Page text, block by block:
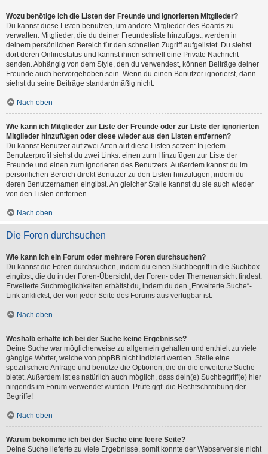
Wozu benötige ich die Listen der Freunde und ignorierten Mitglieder?
Du kannst diese Listen benutzen, um andere Mitglieder des Boards zu
verwalten. Mitglieder, die du deiner Freundesliste hinzufügst, werden in
deinem persönlichen Bereich für den schnellen Zugriff aufgelistet. Du siehst
dort deren Onlinestatus und kannst ihnen schnell eine Private Nachricht
senden. Abhängig von dem Style, den du verwendest, können Beiträge deiner
Freunde auch hervorgehoben sein. Wenn du einen Benutzer ignorierst, dann
siehst du seine Beiträge standardmäßig nicht.
Nach oben
Wie kann ich Mitglieder zur Liste der Freunde oder zur Liste der ignorierten
Mitglieder hinzufügen oder diese wieder aus den Listen entfernen?
Du kannst Benutzer auf zwei Arten auf diese Listen setzen: In jedem
Benutzerprofil siehst du zwei Links: einen zum Hinzufügen zur Liste der
Freunde und einen zum Ignorieren des Benutzers. Außerdem kannst du im
persönlichen Bereich direkt Benutzer zu den Listen hinzufügen, indem du
deren Benutzernamen eingibst. An gleicher Stelle kannst du sie auch wieder
von den Listen entfernen.
Nach oben
Die Foren durchsuchen
Wie kann ich ein Forum oder mehrere Foren durchsuchen?
Du kannst die Foren durchsuchen, indem du einen Suchbegriff in die Suchbox
eingibst, die du in der Foren-Übersicht, der Foren- oder Themenansicht findest.
Erweiterte Suchmöglichkeiten erhältst du, indem du den „Erweiterte Suche“-
Link anklickst, der von jeder Seite des Forums aus verfügbar ist.
Nach oben
Weshalb erhalte ich bei der Suche keine Ergebnisse?
Deine Suche war möglicherweise zu allgemein gehalten und enthielt zu viele
gängige Wörter, welche von phpBB nicht indiziert werden. Stelle eine
spezifischere Anfrage und benutze die Optionen, die dir die erweiterte Suche
bietet. Außerdem ist es natürlich auch möglich, dass dein(e) Suchbegriff(e) hier
nirgends im Forum verwendet wurden. Prüfe ggf. die Rechtschreibung der
Begriffe!
Nach oben
Warum bekomme ich bei der Suche eine leere Seite?
Deine Suche lieferte zu viele Ergebnisse, somit konnte der Webserver sie nicht